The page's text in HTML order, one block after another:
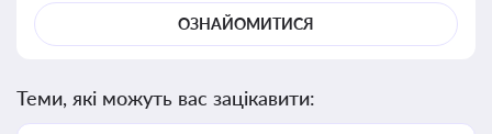
ОЗНАЙОМИТИСЯ
Теми, які можуть вас зацікавити: